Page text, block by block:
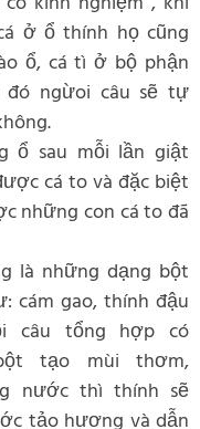
ở ổ thính họ cũng
ổ, cá tì ở bộ phận
đó ngừoi câu sẽ tự
ổ sau mỗi lần giật
cá to và đặc biệt
những con cá to đã
là những dạng bột
cám gao, thính đậu
câu tổng hợp có
tạo mùi thơm,
nước thì thính sẽ
tảo hương và dẫn